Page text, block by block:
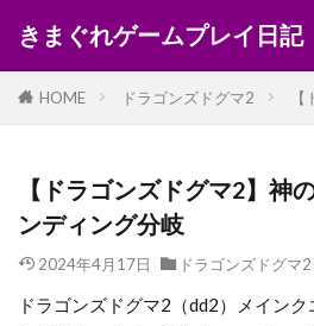
きまぐれゲームプレイ日記
HOME ドラゴンズドグマ2
【ドラゴンズドグマ2】神
ンディング分岐
2024年4月17日 ドラゴンズドグマ2
ドラゴンズドグマ2（dd2）メイン